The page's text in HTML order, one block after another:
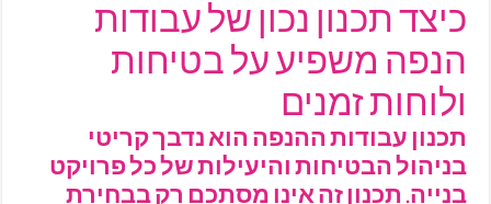
כיצד תכנון נכון של עבודות
הנפה משפיע על בטיחות
ולוחות זמנים
תכנון עבודות ההנפה הוא נדבך קריטי
בניהול הבטיחות והיעילות של כל פרויקט
בנייה. תכנון זה אינו מסתכם רק בבחירת